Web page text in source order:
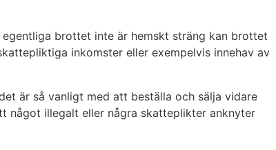
brottet inte är hemskt sträng kan brottet
inkomster eller exempelvis innehav av
är så vanligt med att beställa och sälja vidare
något illegalt eller några skatteplikter anknyter